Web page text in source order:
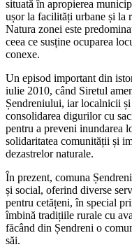
situată în apropierea
ușor la facilități urbane și la
Natura zonei este
ceea ce susține ocuparea
conexe.
Un episod important din
iulie 2010, când Siretul
Șendreniului, iar localnicii
consolidarea digurilor cu
pentru a preveni inundarea
solidaritatea comunității și
dezastrelor naturale.
În prezent, comuna
și social, oferind diverse
pentru cetățeni, în special
îmbină tradițiile rurale cu
făcând din Șendreni o
săi.